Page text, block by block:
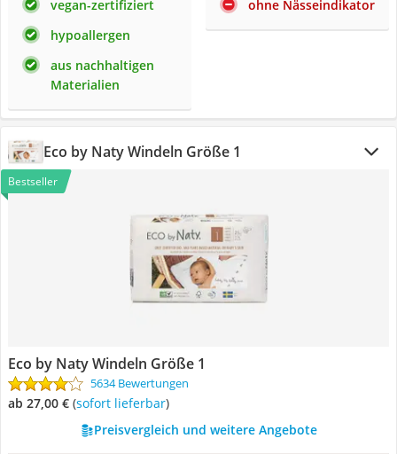
vegan-zertifiziert
hypoallergen
aus nachhaltigen
Materialien
ohne Nässeindikator
Eco by Naty Windeln Größe 1
Bestseller
Eco by Naty Windeln Größe 1
5634 Bewertungen
ab 27,00 € ( Sofort lieferbar)
Preisvergleich und weitere Angebote